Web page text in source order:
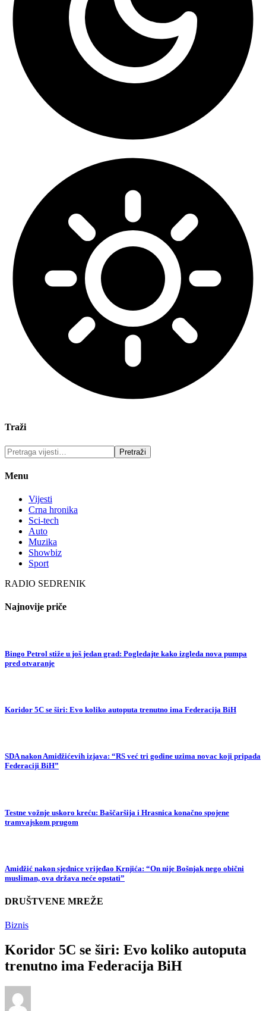
Traži
Menu
Vijesti
Crna hronika
Sci-tech
Auto
Muzika
Showbiz
Sport
RADIO SEDRENIK
Najnovije priče
Bingo Petrol stiže u još jedan grad: Pogledajte kako izgleda nova pumpa
pred otvaranje
Koridor 5C se širi: Evo koliko autoputa trenutno ima Federacija BiH
SDA nakon Amidžićevih izjava: “RS već tri godine uzima novac koji pripada
Federaciji BiH”
Testne vožnje uskoro kreću: Baščaršija i Hrasnica konačno spojene
tramvajskom prugom
Amidžić nakon sjednice vrijeđao Krnjića: “On nije Bošnjak nego obični
musliman, ova država neće opstati”
DRUŠTVENE MREŽE
Biznis
Koridor 5C se širi: Evo koliko autoputa
trenutno ima Federacija BiH